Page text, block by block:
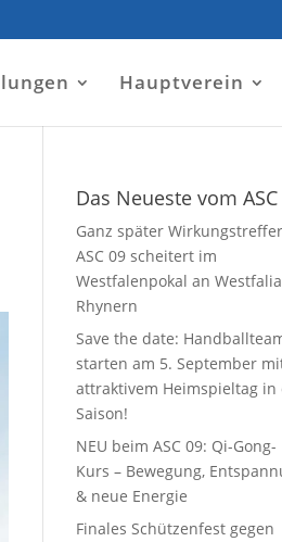
Hauptverein
Das Neueste vom
Ganz später
ASC 09 scheitert im
Westfalenpokal an Westfalia
Rhynern
Save the date:
starten am 5. September
attraktivem Heimspieltag in
Saison!
NEU beim ASC 09: Qi-Gong-
Kurs – Bewegung,
& neue Energie
Finales Schützenfest gegen